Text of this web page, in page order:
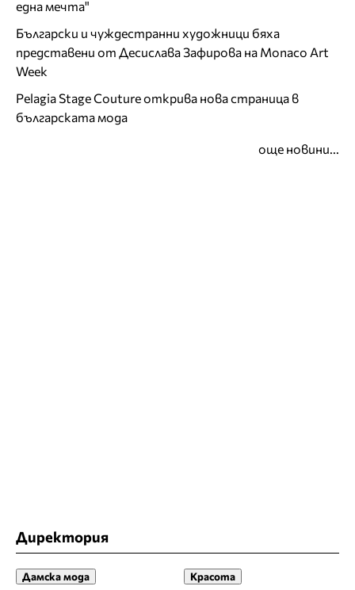
една мечта"
Български и чуждестранни художници бяха
представени от Десислава Зафирова на Monaco Art
Week
Pelagia Stage Couture открива нова страница в
българската мода
още новини...
Директория
Дамска мода Красота